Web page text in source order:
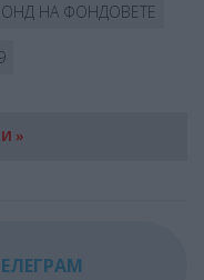
НА ФОНДОВЕТЕ
»